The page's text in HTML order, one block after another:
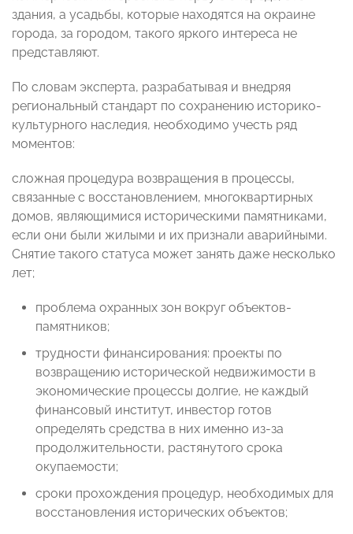
здания, а усадьбы, которые находятся на окраине
города, за городом, такого яркого интереса не
представляют.
По словам эксперта, разрабатывая и внедряя
региональный стандарт по сохранению историко-
культурного наследия, необходимо учесть ряд
моментов:
сложная процедура возвращения в процессы,
связанные с восстановлением, многоквартирных
домов, являющимися историческими памятниками,
если они были жилыми и их признали аварийными.
Снятие такого статуса может занять даже несколько
лет;
проблема охранных зон вокруг объектов-
памятников;
трудности финансирования: проекты по
возвращению исторической недвижимости в
экономические процессы долгие, не каждый
финансовый институт, инвестор готов
определять средства в них именно из-за
продолжительности, растянутого срока
окупаемости;
сроки прохождения процедур, необходимых для
восстановления исторических объектов;